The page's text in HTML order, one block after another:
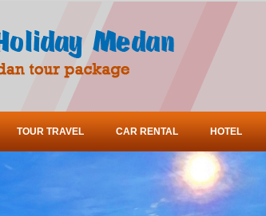
TOUR TRAVEL CAR RENTAL HOTEL